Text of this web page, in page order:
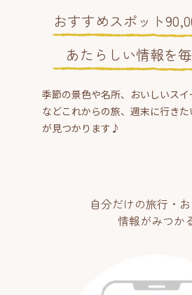
おすすめスポット
あたらしい情報を
季節の景色や名所、おいしいス
などこれからの旅、週末に行き
が見つかります♪
自分だけの旅行・
情報がみつか